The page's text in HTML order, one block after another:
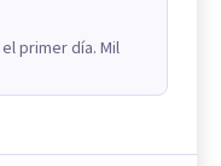
primer día. Mil